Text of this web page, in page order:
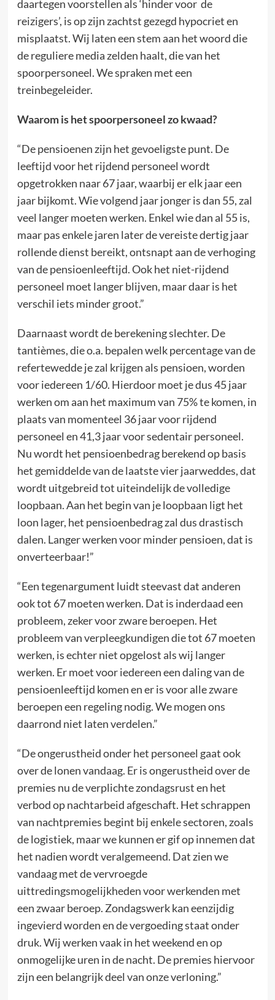
daartegen voorstellen als ‘hinder voor de
reizigers’, is op zijn zachtst gezegd hypocriet en
misplaatst. Wij laten een stem aan het woord die
de reguliere media zelden haalt, die van het
spoorpersoneel. We spraken met een
treinbegeleider.
Waarom is het spoorpersoneel zo kwaad?
“De pensioenen zijn het gevoeligste punt. De
leeftijd voor het rijdend personeel wordt
opgetrokken naar 67 jaar, waarbij er elk jaar een
jaar bijkomt. Wie volgend jaar jonger is dan 55, zal
veel langer moeten werken. Enkel wie dan al 55 is,
maar pas enkele jaren later de vereiste dertig jaar
rollende dienst bereikt, ontsnapt aan de verhoging
van de pensioenleeftijd. Ook het niet-rijdend
personeel moet langer blijven, maar daar is het
verschil iets minder groot.”
Daarnaast wordt de berekening slechter. De
tantièmes, die o.a. bepalen welk percentage van de
refertewedde je zal krijgen als pensioen, worden
voor iedereen 1/60. Hierdoor moet je dus 45 jaar
werken om aan het maximum van 75% te komen, in
plaats van momenteel 36 jaar voor rijdend
personeel en 41,3 jaar voor sedentair personeel.
Nu wordt het pensioenbedrag berekend op basis
het gemiddelde van de laatste vier jaarweddes, dat
wordt uitgebreid tot uiteindelijk de volledige
loopbaan. Aan het begin van je loopbaan ligt het
loon lager, het pensioenbedrag zal dus drastisch
dalen. Langer werken voor minder pensioen, dat is
onverteerbaar!”
“Een tegenargument luidt steevast dat anderen
ook tot 67 moeten werken. Dat is inderdaad een
probleem, zeker voor zware beroepen. Het
probleem van verpleegkundigen die tot 67 moeten
werken, is echter niet opgelost als wij langer
werken. Er moet voor iedereen een daling van de
pensioenleeftijd komen en er is voor alle zware
beroepen een regeling nodig. We mogen ons
daarrond niet laten verdelen.”
“De ongerustheid onder het personeel gaat ook
over de lonen vandaag. Er is ongerustheid over de
premies nu de verplichte zondagsrust en het
verbod op nachtarbeid afgeschaft. Het schrappen
van nachtpremies begint bij enkele sectoren, zoals
de logistiek, maar we kunnen er gif op innemen dat
het nadien wordt veralgemeend. Dat zien we
vandaag met de vervroegde
uittredingsmogelijkheden voor werkenden met
een zwaar beroep. Zondagswerk kan eenzijdig
ingevierd worden en de vergoeding staat onder
druk. Wij werken vaak in het weekend en op
onmogelijke uren in de nacht. De premies hiervoor
zijn een belangrijk deel van onze verloning.”